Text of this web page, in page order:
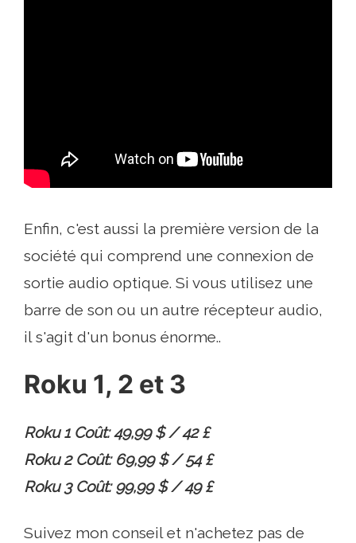
Enfin, c'est aussi la première version de la
société qui comprend une connexion de
sortie audio optique. Si vous utilisez une
barre de son ou un autre récepteur audio,
il s'agit d'un bonus énorme..
Roku 1, 2 et 3
Roku 1 Coût: 49,99 $ / 42 £
Roku 2 Coût: 69,99 $ / 54 £
Roku 3 Coût: 99,99 $ / 49 £
Suivez mon conseil et n'achetez pas de